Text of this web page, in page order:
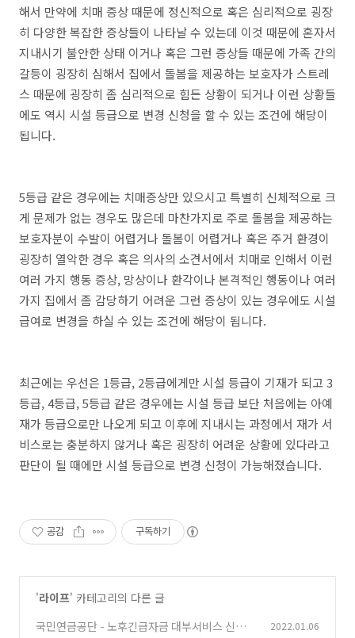
해서 만약에 치매 증상 때문에 정신적으로 혹은 심리적으로 굉장
히 다양한 복잡한 증상들이 나타날 수 있는데 이것 때문에 혼자서
지내시기 불안한 상태 이거나 혹은 그런 증상들 때문에 가족 간의
갈등이 굉장히 심해서 집에서 돌봄을 제공하는 보호자가 스트레
스 때문에 굉장히 좀 심리적으로 힘든 상황이 되거나 이런 상황들
에도 역시 시설 등급으로 변경 신청을 할 수 있는 조건에 해당이
됩니다.
5등급 같은 경우에는 치매증상만 있으시고 특별히 신체적으로 크
게 문제가 없는 경우도 많은데 마찬가지로 주로 돌봄을 제공하는
보호자분이 수발이 어렵거나 돌봄이 어렵거나 혹은 주거 환경이
굉장히 열악한 경우 혹은 의사의 소견서에서 치매로 인해서 이런
여러 가지 행동 증상, 망상이나 환각이나 본격적인 행동이나 여러
가지 집에서 좀 감당하기 어려운 그런 증상이 있는 경우에도 시설
급여로 변경을 하실 수 있는 조건에 해당이 됩니다.
최근에는 우선은 1등급, 2등급에게만 시설 등급이 기재가 되고 3
등급, 4등급, 5등급 같은 경우에는 시설 등급 보단 처음에는 아예
재가 등급으로만 나오게 되고 이후에 지내시는 과정에서 재가 서
비스로는 충분하지 않거나 혹은 굉장히 어려운 상황에 있다라고
판단이 될 때에만 시설 등급으로 변경 신청이 가능해졌습니다.
공감 구독하기
'라이프' 카테고리의 다른 글
국민연금공단 - 노후긴급자금 대부서비스 신청대
2022.01.06